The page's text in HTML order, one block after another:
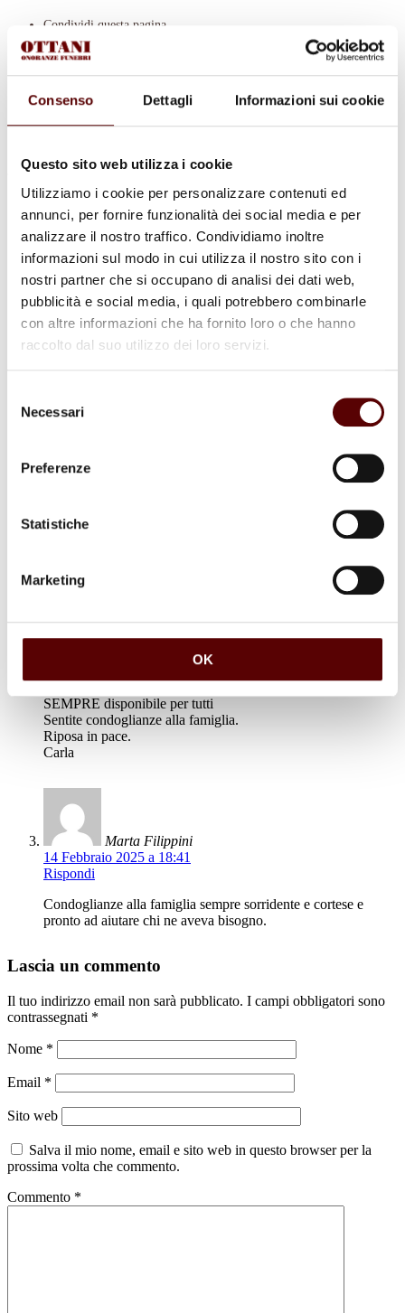
Consenso Dettagli Informazioni sui cookie
Questo sito web utilizza i cookie
Utilizziamo i cookie per personalizzare contenuti ed
annunci, per fornire funzionalità dei social media e per
analizzare il nostro traffico. Condividiamo inoltre
informazioni sul modo in cui utilizza il nostro sito con i
nostri partner che si occupano di analisi dei dati web,
pubblicità e social media, i quali potrebbero combinarle
con altre informazioni che ha fornito loro o che hanno
raccolto dal suo utilizzo dei loro servizi.
delNecessari
Preferenze
Statistiche
Marketing
OK
Condividi questa pagina
Commenti (4)
Antonietta
14 Febbraio 2025 a 16:57
Rispondi
Sarai sempre ricordato x la tua onestà, x la tua bella immagine
14 Febbraio 2025 a 17:38
Brava persona,onesta e cortese 🙏🌹
14 Febbraio 2025 a 18:25
Rispondi
SEMPRE disponibile per tutti
Sentite condoglianze alla famiglia.
Riposa in pace.
Carla
Marta Filippini
14 Febbraio 2025 a 18:41
Rispondi
Condoglianze alla famiglia sempre sorridente e cortese e
pronto ad aiutare chi ne aveva bisogno.
Lascia un commento
Il tuo indirizzo email non sarà pubblicato. I campi obbligatori sono
contrassegnati *
Nome *
Email *
Sito web
Salva il mio nome, email e sito web in questo browser per la
prossima volta che commento.
Commento *